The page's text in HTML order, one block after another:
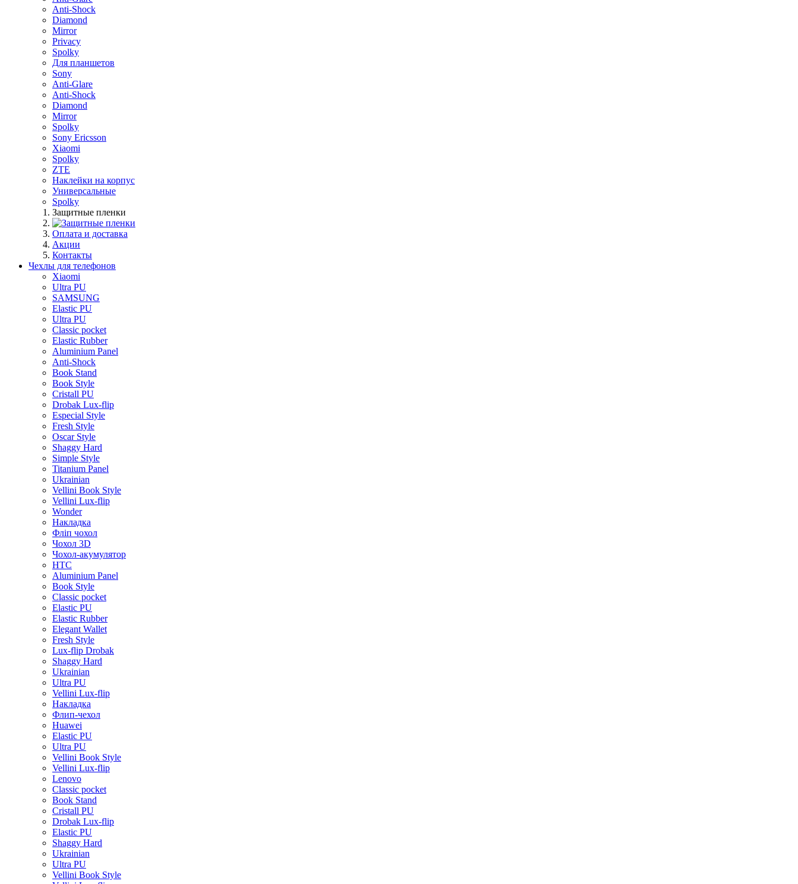
Anti-Shock
Diamond
Mirror
Privacy
Spolky
Для планшетов
Sony
Anti-Glare
Anti-Shock
Diamond
Mirror
Spolky
Sony Ericsson
Xiaomi
Spolky
ZTE
Наклейки на корпус
Универсальные
Spolky
Защитные пленки
Оплата и доставка
Акции
Контакты
Чехлы для телефонов
Xiaomi
Ultra PU
SAMSUNG
Elastic PU
Ultra PU
Classic pocket
Elastic Rubber
Aluminium Panel
Anti-Shock
Book Stand
Book Style
Cristall PU
Drobak Lux-flip
Especial Style
Fresh Style
Oscar Style
Shaggy Hard
Simple Style
Titanium Panel
Ukrainian
Vellini Book Style
Vellini Lux-flip
Wonder
Накладка
Фліп чохол
Чохол 3D
Чохол-акумулятор
HTC
Aluminium Panel
Book Style
Classic pocket
Elastic PU
Elastic Rubber
Elegant Wallet
Fresh Style
Lux-flip Drobak
Shaggy Hard
Ukrainian
Ultra PU
Vellini Lux-flip
Накладка
Флип-чехол
Huawei
Elastic PU
Ultra PU
Vellini Book Style
Vellini Lux-flip
Lenovo
Classic pocket
Book Stand
Cristall PU
Drobak Lux-flip
Elastic PU
Shaggy Hard
Ukrainian
Ultra PU
Vellini Book Style